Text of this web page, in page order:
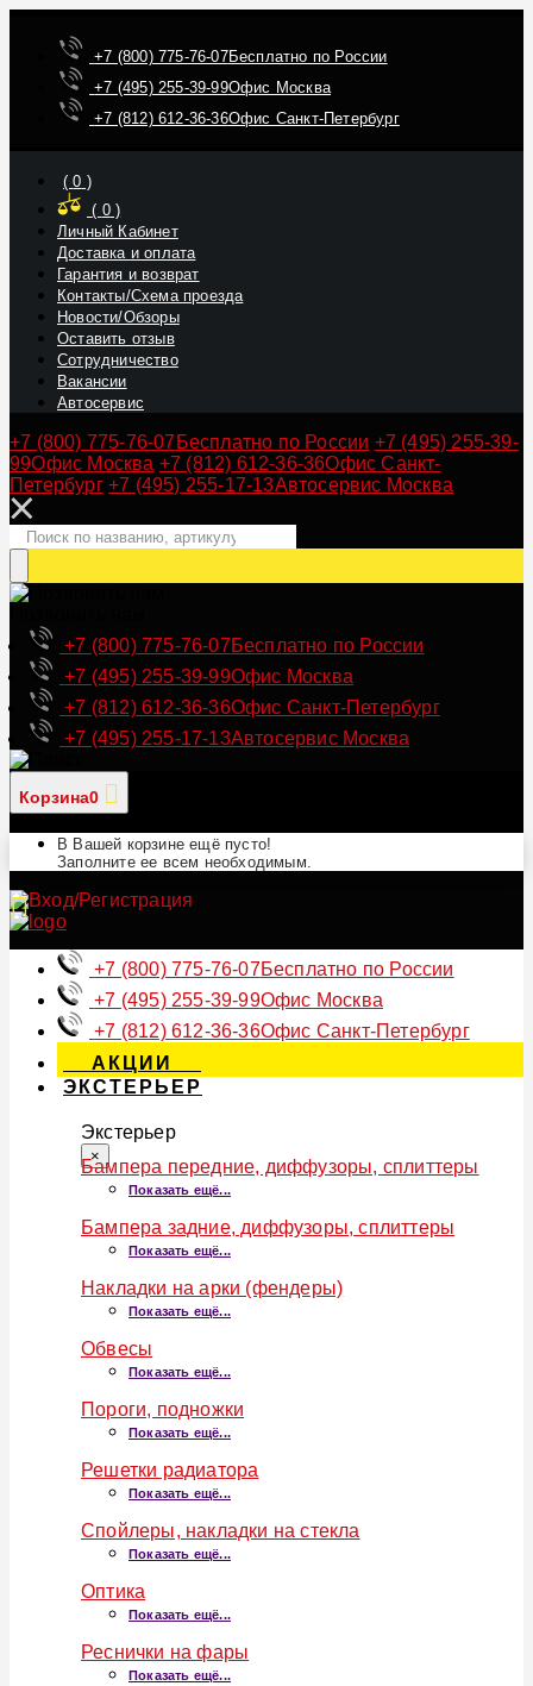
+7 (800) 775-76-07Бесплатно по России
+7 (495) 255-39-99Офис Москва
+7 (812) 612-36-36Офис Санкт-Петербург
(0 )
( 0)
Личный Кабинет
Доставка и оплата
Гарантия и возврат
Контакты/Схема проезда
Новости/Обзоры
Оставить отзыв
Сотрудничество
Вакансии
Автосервис
+7 (800) 775-76-07 Бесплатно по России +7 (495) 255-39-
99Офис Москва +7 (812) 612-36-36Офис Санкт-
Петербург +7 (495) 255-17-13Автосервис Москва
+7 (800) 775-76-07Бесплатно по России
+7 (495) 255-39-99Офис Москва
+7 (812) 612-36-36Офис Санкт-Петербург
+7 (495) 255-17-13Автосервис Москва
Корзина0
В Вашей корзине ещё пусто!
Заполните ее всем необходимым.
+7 (800) 775-76-07Бесплатно по России
+7 (495) 255-39-99Офис Москва
+7 (812) 612-36-36Офис Санкт-Петербург
АКЦИИ
ЭКСТЕРЬЕР
Экстерьер
×
Бампера передние, диффузоры, сплиттеры
Показать ещё...
Бампера задние, диффузоры, сплиттеры
Показать ещё...
Накладки на арки (фендеры)
Показать ещё...
Обвесы
Показать ещё...
Пороги, подножки
Показать ещё...
Решетки радиатора
Показать ещё...
Спойлеры, накладки на стекла
Показать ещё...
Оптика
Показать ещё...
Реснички на фары
Показать ещё...